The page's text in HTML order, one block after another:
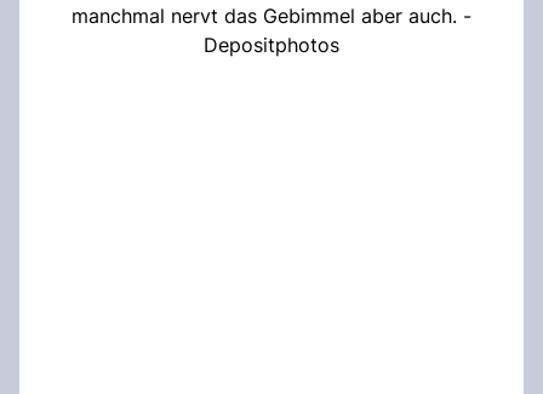
manchmal nervt das Gebimmel aber auch. -
Depositphotos